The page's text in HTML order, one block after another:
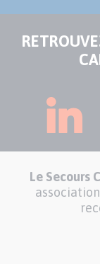
Le Secours